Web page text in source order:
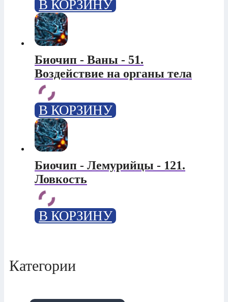
В КОРЗИНУ
Биочип - Ваны - 51.
Воздействие на органы тела
В КОРЗИНУ
Биочип - Лемурийцы - 121.
Ловкость
В КОРЗИНУ
Категории